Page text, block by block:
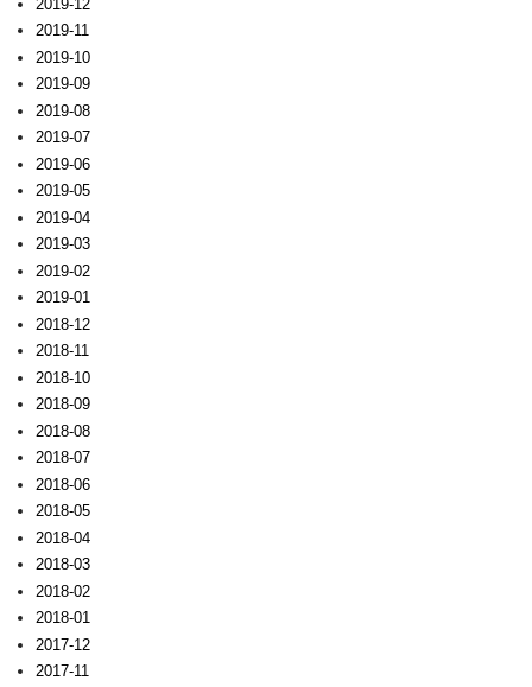
2019-12
2019-11
2019-10
2019-09
2019-08
2019-07
2019-06
2019-05
2019-04
2019-03
2019-02
2019-01
2018-12
2018-11
2018-10
2018-09
2018-08
2018-07
2018-06
2018-05
2018-04
2018-03
2018-02
2018-01
2017-12
2017-11